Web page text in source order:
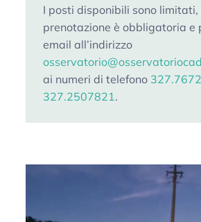
I posti disponibili sono limitati,
prenotazione è obbligatoria e
email all’indirizzo
ai numeri di telefono
327.2507821.